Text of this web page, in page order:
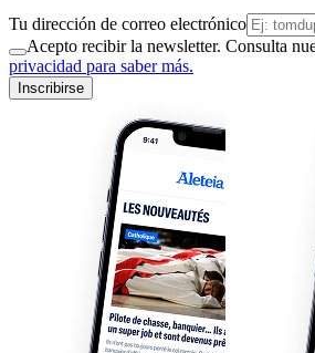
Tu dirección de correo electrónico
Acepto recibir la newsletter. Consulta
privacidad para saber más.
Inscribirse